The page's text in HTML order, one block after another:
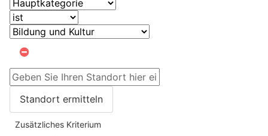
Standort ermitteln
Zusätzliches Kriterium